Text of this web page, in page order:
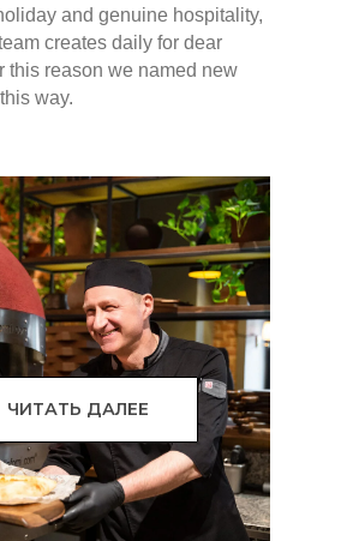
and genuine hospitality,
creates daily for dear
this reason we named new
way.
ЧИТАТЬ ДАЛЕЕ